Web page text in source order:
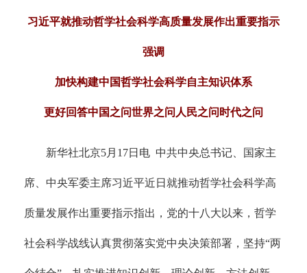
习近平就推动哲学社会科学高质量发展作出重要指示
强调
加快构建中国哲学社会科学自主知识体系
更好回答中国之问世界之问人民之问时代之问
新华社北京5月17日电 中共中央总书记、国家主
席、中央军委主席习近平近日就推动哲学社会科学高
质量发展作出重要指示指出，党的十八大以来，哲学
社会科学战线认真贯彻落实党中央决策部署，坚持“两